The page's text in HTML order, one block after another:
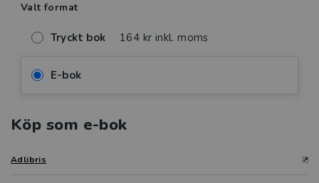
Valt format
Tryckt bok 164 kr inkl. moms
E-bok
Köp som e-bok
Adlibris